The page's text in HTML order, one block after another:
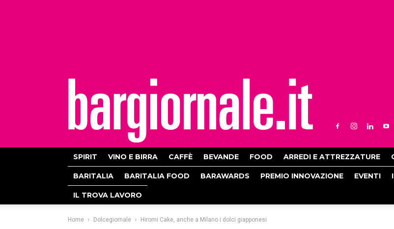
SPIRIT VINO E BIRRA CAFFÈ BEVANDE FOOD ARREDI E ATTREZZATURE
BARITALIA BARITALIA FOOD BARAWARDS PREMIO INNOVAZIONE EVENTI
IL TROVA LAVORO
Home Dolcegiornale Hiromi Cake, anche a Milano i dolci giapponesi